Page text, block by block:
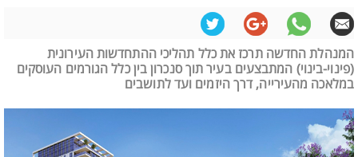
המנהלת החדשה תרכז את כלל תהליכי ההתחדשות העירונית
(פינוי-בינוי) המתבצעים בעיר תוך סנכרון בין כלל הגורמים העוסקים
במלאכה מהעירייה, דרך היזמים ועד לתושבים